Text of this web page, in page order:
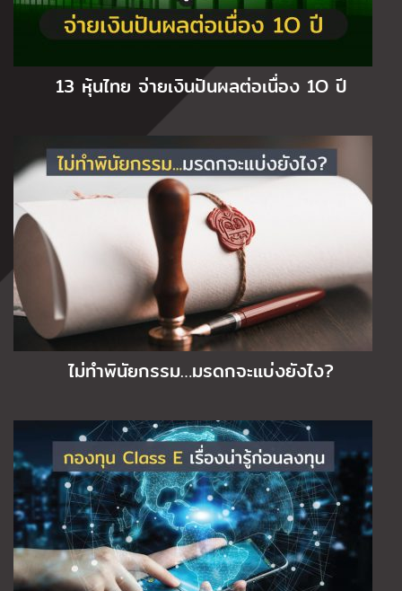
13 หุ้นไทย จ่ายเงินปันผลต่อเนื่อง 1O ปี
ไม่ทำพินัยกรรม…มรดกจะแบ่งยังไง?